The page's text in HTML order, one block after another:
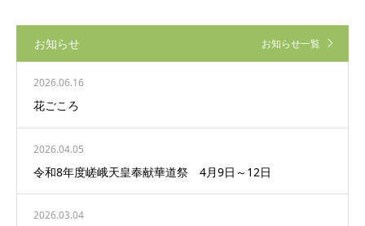
お知らせ お知らせ一覧
2026.06.16
花ごころ
2026.04.05
令和8年度嵯峨天皇奉献華道祭 4月9日～12日
2026.03.04